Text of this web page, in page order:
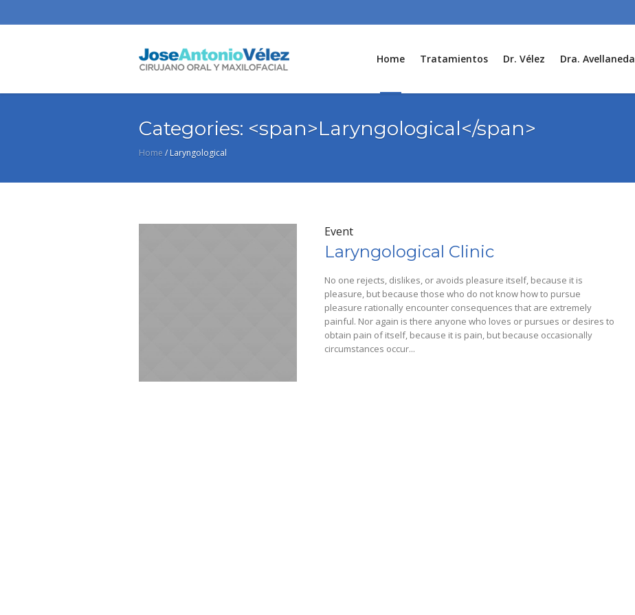
Home Tratamientos Dr. Vélez Dra. Avellaneda
Categories: <span>Laryngological</span>
Home / Laryngological
Event
Laryngological Clinic
No one rejects, dislikes, or avoids pleasure itself, because it is
pleasure, but because those who do not know how to pursue
pleasure rationally encounter consequences that are extremely
painful. Nor again is there anyone who loves or pursues or desires to
obtain pain of itself, because it is pain, but because occasionally
circumstances occur...